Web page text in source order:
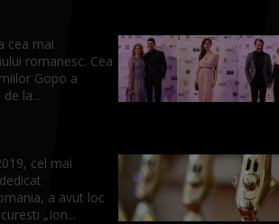
cea mai
romanesc. Cea
Gopo a
la...
cel mai
a avut loc
„Ion...